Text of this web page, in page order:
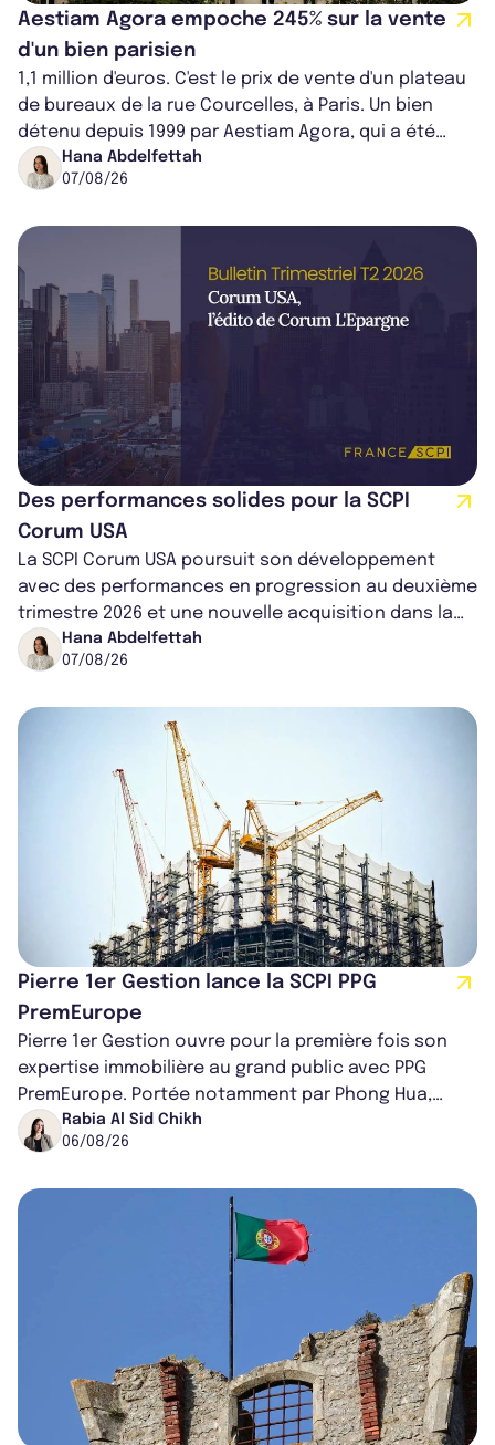
Aestiam Agora empoche 245% sur la vente
d'un bien parisien
1,1 million d'euros. C'est le prix de vente d'un plateau
de bureaux de la rue Courcelles, à Paris. Un bien
détenu depuis 1999 par Aestiam Agora, qui a été
cédé avec une plus-value...
Hana Abdelfettah
07/08/26
Des performances solides pour la SCPI
Corum USA
La SCPI Corum USA poursuit son développement
avec des performances en progression au deuxième
trimestre 2026 et une nouvelle acquisition dans la
région de Chicago. Entre hausse de...
Hana Abdelfettah
07/08/26
Pierre 1er Gestion lance la SCPI PPG
PremEurope
Pierre 1er Gestion ouvre pour la première fois son
expertise immobilière au grand public avec PPG
PremEurope. Portée notamment par Phong Hua,
ancien directeur des investissements d...
Rabia Al Sid Chikh
06/08/26